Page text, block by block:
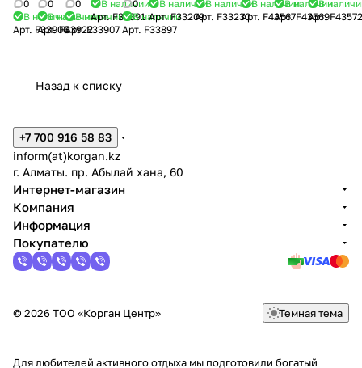
0
В наличии
Арт. F33906
QD
0
В наличии
Арт.F33922
0
В наличии
Арт.F33907
M-
LOK
В наличии
Арт.F33891
QD
0
В наличии
Арт. F33897
CARBON
В наличии
Арт.F33209CARBON
В наличии
Арт. F33230
В наличии
Арт. F43567
В наличии
Арт.F43569
CARBON
В
Арт.F43572
Назад к списку
+7 700 916 58 83
inform(at)korgan.kz
г. Алматы. пр. Абылай хана, 60
Интернет-магазин
Компания
Информация
Покупателю
© 2026 ТОО «Корган Центр» Темная тема
Для любителей активного отдыха мы подготовили богатый